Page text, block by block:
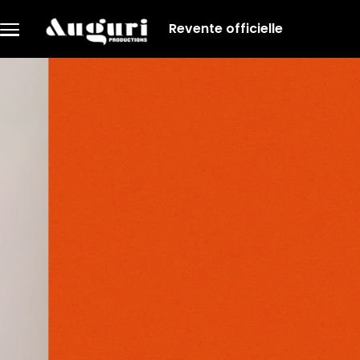
Menu
principal
Revente officielle